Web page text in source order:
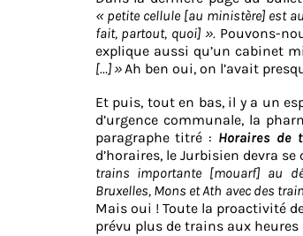
« petite cellule [au ministère] est
fait, partout, quoi] ». Pouvons-
explique aussi qu’un cabinet
[…] »Ah ben oui, on l’avait
Et puis, tout en bas, il y a un
d’urgence communale, la
paragraphe titré : Horaires de
d’horaires, le Jurbisien devra
trains importante [mouarf] au
Bruxelles, Mons et Ath avec des
Mais oui ! Toute la proactivité
prévu plus de trains aux